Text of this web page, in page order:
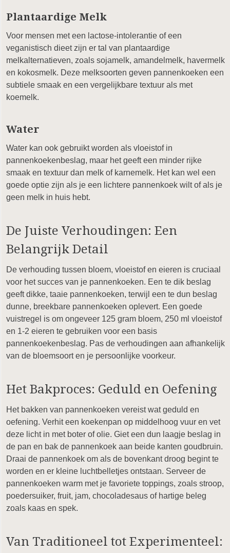
Plantaardige Melk
Voor mensen met een lactose-intolerantie of een
veganistisch dieet zijn er tal van plantaardige
melkalternatieven, zoals sojamelk, amandelmelk, havermelk
en kokosmelk. Deze melksoorten geven pannenkoeken een
subtiele smaak en een vergelijkbare textuur als met
koemelk.
Water
Water kan ook gebruikt worden als vloeistof in
pannenkoekenbeslag, maar het geeft een minder rijke
smaak en textuur dan melk of karnemelk. Het kan wel een
goede optie zijn als je een lichtere pannenkoek wilt of als je
geen melk in huis hebt.
De Juiste Verhoudingen: Een
Belangrijk Detail
De verhouding tussen bloem, vloeistof en eieren is cruciaal
voor het succes van je pannenkoeken. Een te dik beslag
geeft dikke, taaie pannenkoeken, terwijl een te dun beslag
dunne, breekbare pannenkoeken oplevert. Een goede
vuistregel is om ongeveer 125 gram bloem, 250 ml vloeistof
en 1-2 eieren te gebruiken voor een basis
pannenkoekenbeslag. Pas de verhoudingen aan afhankelijk
van de bloemsoort en je persoonlijke voorkeur.
Het Bakproces: Geduld en Oefening
Het bakken van pannenkoeken vereist wat geduld en
oefening. Verhit een koekenpan op middelhoog vuur en vet
deze licht in met boter of olie. Giet een dun laagje beslag in
de pan en bak de pannenkoek aan beide kanten goudbruin.
Draai de pannenkoek om als de bovenkant droog begint te
worden en er kleine luchtbelletjes ontstaan. Serveer de
pannenkoeken warm met je favoriete toppings, zoals stroop,
poedersuiker, fruit, jam, chocoladesaus of hartige beleg
zoals kaas en spek.
Van Traditioneel tot Experimenteel: